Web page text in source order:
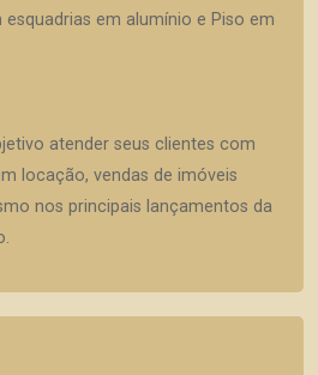
em alumínio e Piso em
atender seus clientes com
locação, vendas de imóveis
nos principais lançamentos da